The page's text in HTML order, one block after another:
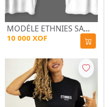
MODÈLE ETHNIES SAMORY NOIR/BLANC
10 000 XOF